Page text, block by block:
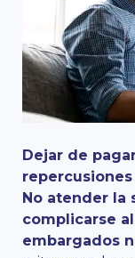
Dejar de
No atender la
complicarse
embargados